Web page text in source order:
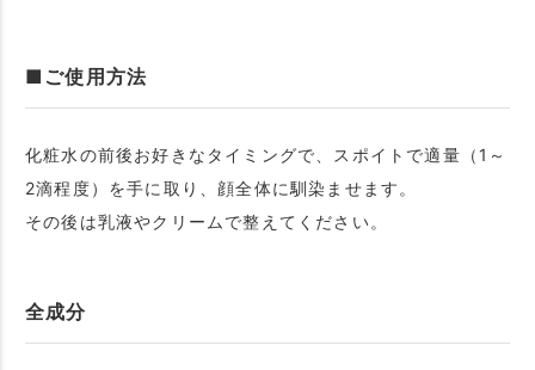
■ご使用方法
化粧水の前後お好きなタイミングで、スポイトで適量（1～
2滴程度）を手に取り、顔全体に馴染ませます。
その後は乳液やクリームで整えてください。
全成分